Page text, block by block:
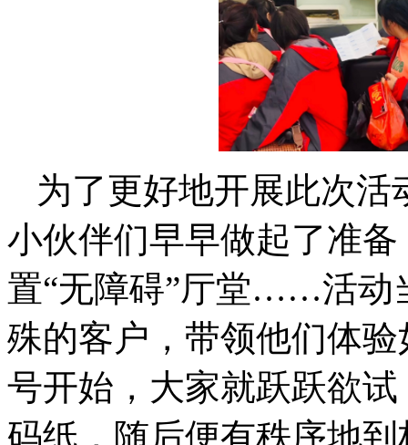
为了更好地开展此次
小伙伴们早早做起了准
置“无障碍”厅堂……活动
殊的客户，带领他们体
号开始，大家就跃跃欲
码纸，随后便有秩序地